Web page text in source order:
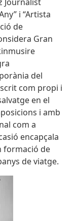
i “Artista
de
Gran
del
com propi i
en el
i amb
com a
encapçala
formació de
de viatge.